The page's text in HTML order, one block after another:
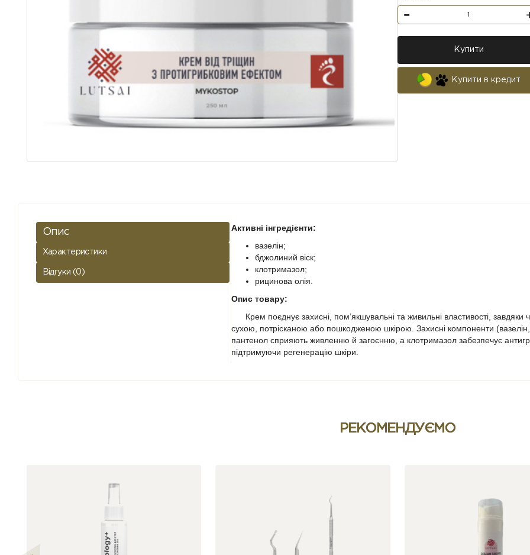
Купити
Купити в кредит
Опис
Характеристики
Відгуки (0)
Активні інгредієнти:
вазелін;
бджолиний віск;
клотримазол;
рицинова олія.
Опис товару:
Крем поєднує захисні, пом’якшувальні та живильні властивості, завдяки
сухою, потрісканою або пошкодженою шкірою. Захисні компоненти (вазелін,
пантенол сприяють живленню й загоєнню, а клотримазол забезпечує
підтримуючи регенерацію шкіри.
протигрибковий захист.
або за потребою для зволоження та живлення шкіри.
РЕКОМЕНДУЄМО